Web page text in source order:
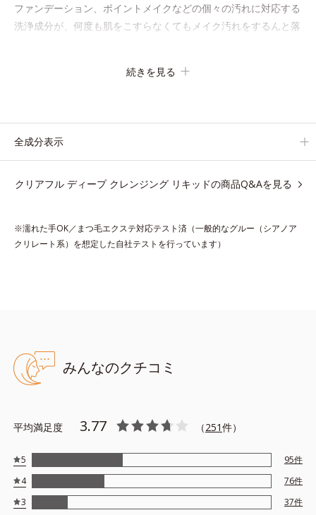
ファンデーション、ポイントメイクなどの個々の汚れに対応する
洗浄成分が、何度も肌をこすらなくてもメイク汚れをするんと落
て落とす「毛穴クリア処方(*)」を採用。さらにオルビスのニキ
ぷり40％のうるおい成分、植物由来の洗浄成分も配合し、繊細な
馴染み、毛穴の汚れを落とす処方
*1=シコニン、*2=コラーゲン・トリペプチドＦ、*3=ヨクイニンエ
ことではありません。
もと）ができないというわけではありません。
続きを見る
全成分表示
クリアフル ディープ クレンジング リキッドの商品Q&Aを見る
※濡れた手OK／まつ毛エクステ対応テスト済（一般的なグルー（シアノア
クリレート系）を想定した自社テストを行っています）
みんなのクチコミ
平均満足度 3.77 （251件）
5 95件
4
76件
3
37件